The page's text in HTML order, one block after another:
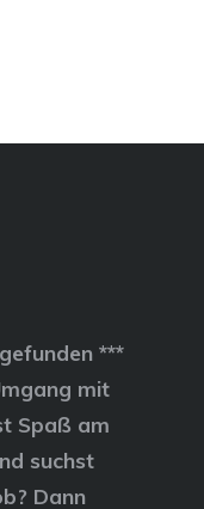
***
mit
Spaß am
suchst
Dann